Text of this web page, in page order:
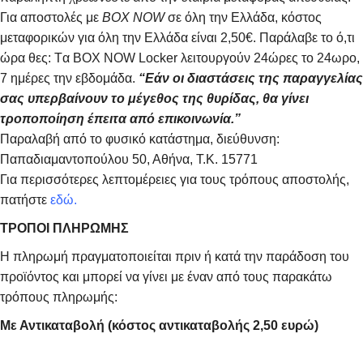
Για αποστολές με BOX NOWσε όλη την Ελλάδα, κόστος
μεταφορικών για όλη την Ελλάδα είναι 2,50€. Παράλαβε το ό,τι
ώρα θες: Tα ΒΟΧ ΝΟW Locker λειτουργούν 24ώρες το 24ωρο,
7 ημέρες την εβδομάδα. “Εάν οι διαστάσεις της παραγγελίας
σας υπερβαίνουν το μέγεθος της θυρίδας, θα γίνει
τροποποίηση έπειτα από επικοινωνία.”
Παραλαβή από το φυσικό κατάστημα, διεύθυνση:
Παπαδιαμαντοπούλου 50, Αθήνα, Τ.Κ. 15771
Για περισσότερες λεπτομέρειες για τους τρόπους αποστολής,
πατήστε εδώ.
ΤΡΟΠΟΙ ΠΛΗΡΩΜΗΣ
Η πληρωμή πραγματοποιείται πριν ή κατά την παράδοση του
προϊόντος και μπορεί να γίνει με έναν από τους παρακάτω
τρόπους πληρωμής:
Με Αντικαταβολή (κόστος αντικαταβολής 2,50 ευρώ)